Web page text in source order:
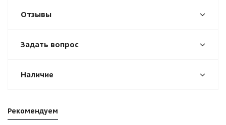
Отзывы
Задать вопрос
Наличие
Рекомендуем